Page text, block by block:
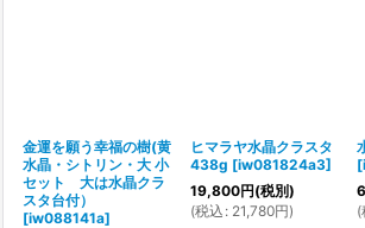
金運を願う幸福の樹(黄
水晶・シトリン・大 小
セット 大は水晶クラ
スタ台付）
[iw088141a]
ヒマラヤ水晶クラスタ
438g [iw081824a3]
19,800円(税別)
(税込 : 21,780円)
[
(